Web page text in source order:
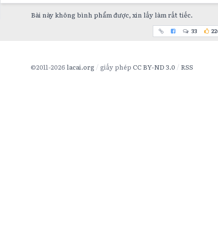
Bài này không bình phẩm được, xin lấy làm rất tiếc.
33
©2011-2026 lacai.org giấy phép CC BY-ND 3.0 RSS